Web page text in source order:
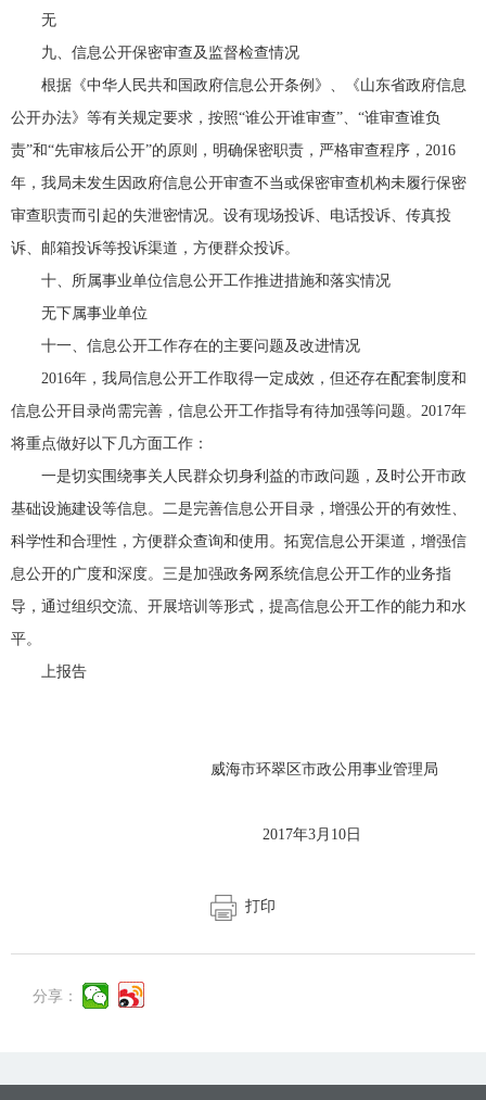
无
九、信息公开保密审查及监督检查情况
根据《中华人民共和国政府信息公开条例》、《山东省政府信息
公开办法》等有关规定要求，按照“谁公开谁审查”、“谁审查谁负
责”和“先审核后公开”的原则，明确保密职责，严格审查程序，2016
年，我局未发生因政府信息公开审查不当或保密审查机构未履行保密
审查职责而引起的失泄密情况。设有现场投诉、电话投诉、传真投
诉、邮箱投诉等投诉渠道，方便群众投诉。
十、所属事业单位信息公开工作推进措施和落实情况
无下属事业单位
十一、信息公开工作存在的主要问题及改进情况
2016年，我局信息公开工作取得一定成效，但还存在配套制度和
信息公开目录尚需完善，信息公开工作指导有待加强等问题。2017年
将重点做好以下几方面工作：
一是切实围绕事关人民群众切身利益的市政问题，及时公开市政
基础设施建设等信息。二是完善信息公开目录，增强公开的有效性、
科学性和合理性，方便群众查询和使用。拓宽信息公开渠道，增强信
息公开的广度和深度。三是加强政务网系统信息公开工作的业务指
导，通过组织交流、开展培训等形式，提高信息公开工作的能力和水
平。
上报告
威海市环翠区市政公用事业管理局
2017年3月10日
打印
分享：